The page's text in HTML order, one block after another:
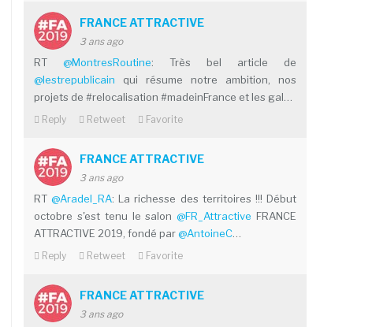
FRANCE ATTRACTIVE
3 ans ago
RT @MontresRoutine: Très bel article de
@lestrepublicain qui résume notre ambition, nos
projets de #relocalisation #madeinFrance et les gal…
Reply Retweet Favorite
FRANCE ATTRACTIVE
3 ans ago
RT@Aradel_RA: La richesse des territoires !!! Début
octobre s'est tenu le salon@FR_Attractive FRANCE
ATTRACTIVE 2019, fondé par@AntoineC
Reply Retweet Favorite
FRANCE ATTRACTIVE
3 ans ago